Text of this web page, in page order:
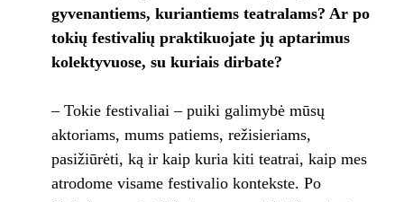
gyvenantiems, kuriantiems teatralams? Ar po
tokių festivalių praktikuojate jų aptarimus
kolektyvuose, su kuriais dirbate?
– Tokie festivaliai – puiki galimybė mūsų
aktoriams, mums patiems, režisieriams,
pasižiūrėti, ką ir kaip kuria kiti teatrai, kaip mes
atrodome visame festivalio kontekste. Po